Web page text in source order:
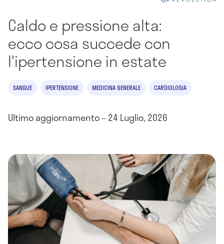
Caldo e pressione alta:
ecco cosa succede con
l'ipertensione in estate
SANGUE IPERTENSIONE MEDICINA GENERALE CARDIOLOGIA
Ultimo aggiornamento – 24 Luglio, 2026